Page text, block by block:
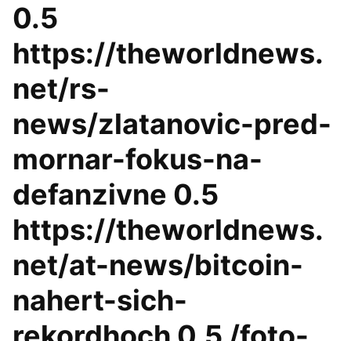
0.5
https://theworldnews.
net/rs-
news/zlatanovic-pred-
mornar-fokus-na-
defanzivne 0.5
https://theworldnews.
net/at-news/bitcoin-
nahert-sich-